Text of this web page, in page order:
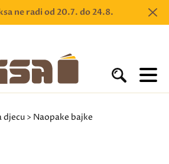
ne radi od 20.7. do 24.8.
djecu > Naopake bajke